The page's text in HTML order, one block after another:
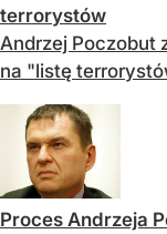
terrorystów
Andrzej Poczobut
na "listę
Proces Andrzeja